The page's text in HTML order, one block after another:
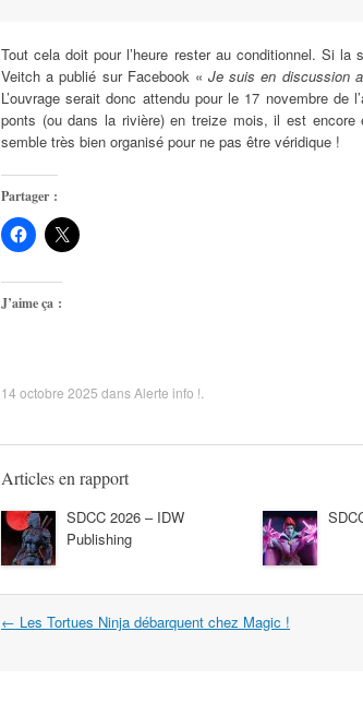
Tout cela doit pour l’heure rester au conditionnel. Si
Veitch a publié sur Facebook «Je suis en discussion
L’ouvrage serait donc attendu pour le 17 novembre de
ponts (ou dans la rivière) en treize mois, il est
semble très bien organisé pour ne pas être véridique !
Partager :
J’aime ça :
14 octobre 2025 dansAlerte info !
Articles en rapport
SDCC 2026 – IDW
Publishing
Navigation
← Les Tortues Ninja débarquent chez Magic !